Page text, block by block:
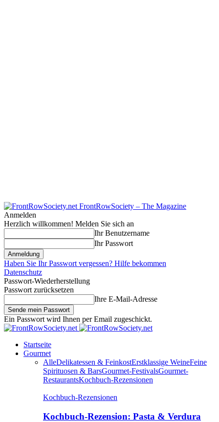
FrontRowSociety – The Magazine
Anmelden
Herzlich willkommen! Melden Sie sich an
Ihr Benutzername
Ihr Passwort
Haben Sie Ihr Passwort vergessen? Hilfe bekommen
Datenschutz
Passwort-Wiederherstellung
Passwort zurücksetzen
Ihre E-Mail-Adresse
Ein Passwort wird Ihnen per Email zugeschickt.
Startseite
Gourmet
AlleDelikatessen & FeinkostErstklassige WeineFeine
Spirituosen & BarsGourmet-FestivalsGourmet-
RestaurantsKochbuch-Rezensionen
Kochbuch-Rezensionen
Kochbuch-Rezension: Pasta & Verdura